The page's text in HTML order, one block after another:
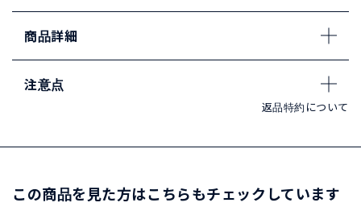
商品詳細
注意点
返品特約について
この商品を見た方はこちらもチェックしています